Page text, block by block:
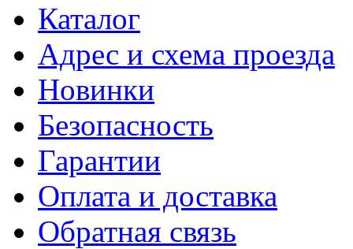
Каталог
Адрес и схема проезда
Новинки
Безопасность
Гарантии
Оплата и доставка
Обратная связь